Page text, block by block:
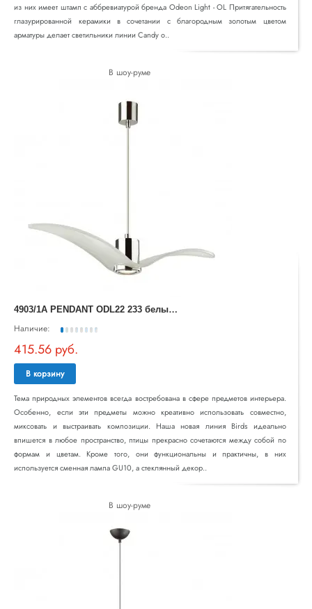
из них имеет штамп с аббревиатурой бренда Odeon Light - OL Притягательность
глазурированной керамики в сочетании с благородным золотым цветом
арматуры делает светильники линии Candy о..
В шоу-руме
4
903/1A PENDANT ODL22 233 белый/хром/стекло Подвес GU10 1*5W BIRDS
Наличие:
415.56 руб.
В корзину
Тема природных элементов всегда востребована в сфере предметов интерьера.
Особенно, если эти предметы можно креативно использовать совместно,
миксовать и выстраивать композиции. Наша новая линия Birds идеально
впишется в любое пространство, птицы прекрасно сочетаются между собой по
формам и цветам. Кроме того, они функциональны и практичны, в них
используется сменная лампа GU10, а стеклянный декор..
В шоу-руме